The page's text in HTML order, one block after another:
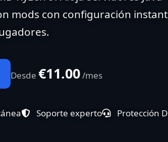
mods con configuración
Desde €11.00/mes
Soporte experto Protección